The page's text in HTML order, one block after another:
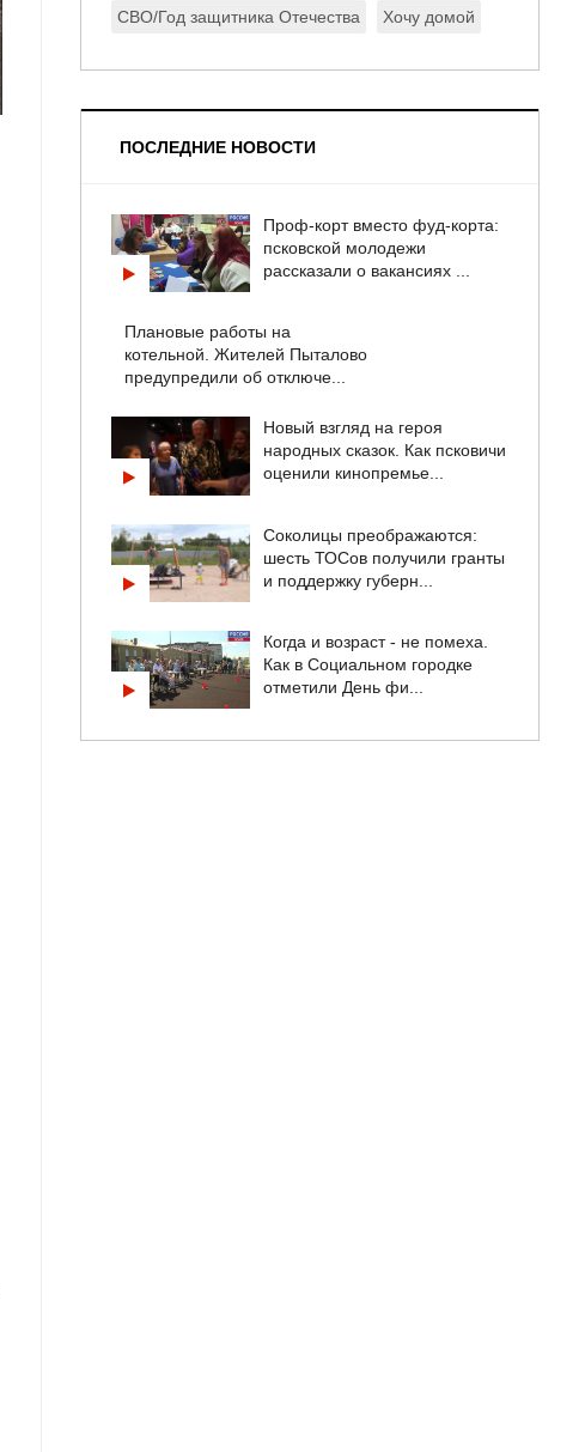
СВО/Год защитника Отечества Хочу домой
ПОСЛЕДНИЕ НОВОСТИ
Проф-корт вместо фуд-корта:
псковской молодежи
рассказали о вакансиях ...
Плановые работы на
котельной. Жителей Пыталово
предупредили об отключе...
Новый взгляд на героя
народных сказок. Как псковичи
оценили кинопремье...
Соколицы преображаются:
шесть ТОСов получили гранты
и поддержку губерн...
Когда и возраст - не помеха.
Как в Социальном городке
отметили День фи...